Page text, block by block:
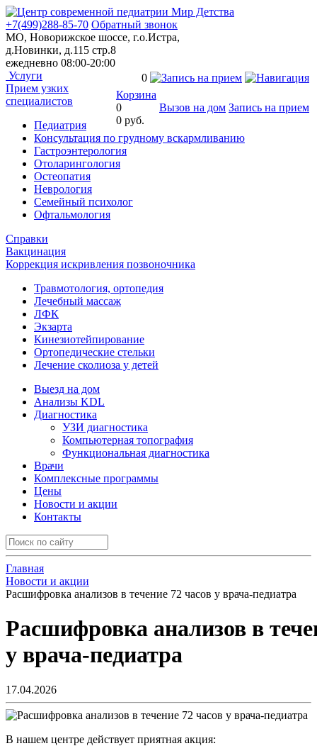
+7(499)288-85-70 Обратный звонок
МО, Новорижское шоссе, г.о.Истра,
д.Новинки, д.115 стр.8
ежедневно 08:00-20:00
0
Корзина
0
0 руб.
Вызов на дом Запись на прием
Услуги
Прием узких
специалистов
Педиатрия
Консультация по грудному вскармливанию
Гастроэнтерология
Отоларингология
Остеопатия
Неврология
Семейный психолог
Офтальмология
Справки
Вакцинация
Коррекция искривления позвоночника
Травмотология, ортопедия
Лечебный массаж
ЛФК
Экзарта
Кинезиотейпирование
Ортопедические стельки
Лечение сколиоза у детей
Выезд на дом
Анализы KDL
Диагностика
УЗИ диагностика
Компьютерная топография
Функциональная диагностика
Врачи
Комплексные программы
Цены
Новости и акции
Контакты
Главная
Новости и акции
Расшифровка анализов в течение 72 часов у врача-педиатра
Расшифровка анализов в
у врача-педиатра
17.04.2026
В нашем центре действует приятная акция: